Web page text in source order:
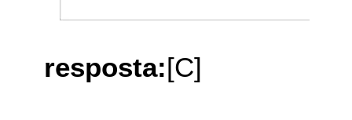
resposta:[C]